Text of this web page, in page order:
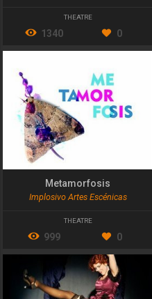
THEATRE
1340 0
Metamorfosis
Implosivo Artes Escénicas
THEATRE
999 0